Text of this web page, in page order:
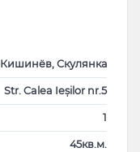
Кишинёв, Скулянка
Str. Calea Ieșilor nr.5
1
45кв.м.